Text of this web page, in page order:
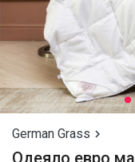
German Grass 
Одеяло евро